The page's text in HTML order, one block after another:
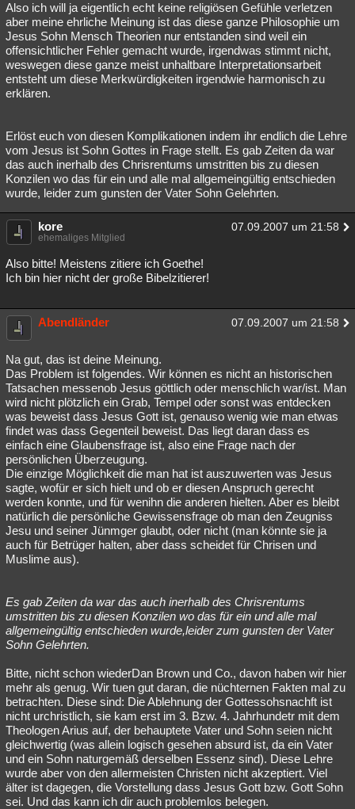
Also ich will ja eigentlich echt keine religiösen Gefühle verletzen
aber meine ehrliche Meinung ist das diese ganze Philosophie um
Jesus Sohn Mensch Theorien nur entstanden sind weil ein
offensichtlicher Fehler gemacht wurde, irgendwas stimmt nicht,
weswegen diese ganze meist unhaltbare Interpretationsarbeit
entsteht um diese Merkwürdigkeiten irgendwie harmonisch zu
erklären.
Erlöst euch von diesen Komplikationen indem ihr endlich die Lehre
vom Jesus ist Sohn Gottes in Frage stellt. Es gab Zeiten da war
das auch inerhalb des Chrisrentums umstritten bis zu diesen
Konzilen wo das für ein und alle mal allgemeingültig entschieden
wurde, leider zum gunsten der Vater Sohn Gelehrten.
kore 07.09.2007 um 21:58
ehemaliges Mitglied
Also bitte! Meistens zitiere ich Goethe!
Ich bin hier nicht der große Bibelzitierer!
Abendländer 07.09.2007 um 21:58
Na gut, das ist deine Meinung.
Das Problem ist folgendes. Wir können es nicht an historischen
Tatsachen messenob Jesus göttlich oder menschlich war/ist. Man
wird nicht plötzlich ein Grab, Tempel oder sonst was entdecken
was beweist dass Jesus Gott ist, genauso wenig wie man etwas
findet was dass Gegenteil beweist. Das liegt daran dass es
einfach eine Glaubensfrage ist, also eine Frage nach der
persönlichen Überzeugung.
Die einzige Möglichkeit die man hat ist auszuwerten was Jesus
sagte, wofür er sich hielt und ob er diesen Anspruch gerecht
werden konnte, und für wenihn die anderen hielten. Aber es bleibt
natürlich die persönliche Gewissensfrage ob man den Zeugniss
Jesu und seiner Jünmger glaubt, oder nicht (man könnte sie ja
auch für Betrüger halten, aber dass scheidet für Chrisen und
Muslime aus).
Es gab Zeiten da war das auch inerhalb des Chrisrentums
umstritten bis zu diesen Konzilen wo das für ein und alle mal
allgemeingültig entschieden wurde,leider zum gunsten der Vater
Sohn Gelehrten.
Bitte, nicht schon wiederDan Brown und Co., davon haben wir hier
mehr als genug. Wir tuen gut daran, die nüchternen Fakten mal zu
betrachten. Diese sind: Die Ablehnung der Gottessohsnachft ist
nicht urchristlich, sie kam erst im 3. Bzw. 4. Jahrhundetr mit dem
Theologen Arius auf, der behauptete Vater und Sohn seien nicht
gleichwertig (was allein logisch gesehen absurd ist, da ein Vater
und ein Sohn naturgemäß derselben Essenz sind). Diese Lehre
wurde aber von den allermeisten Christen nicht akzeptiert. Viel
älter ist dagegen, die Vorstellung dass Jesus Gott bzw. Gott Sohn
sei. Und das kann ich dir auch problemlos belegen.